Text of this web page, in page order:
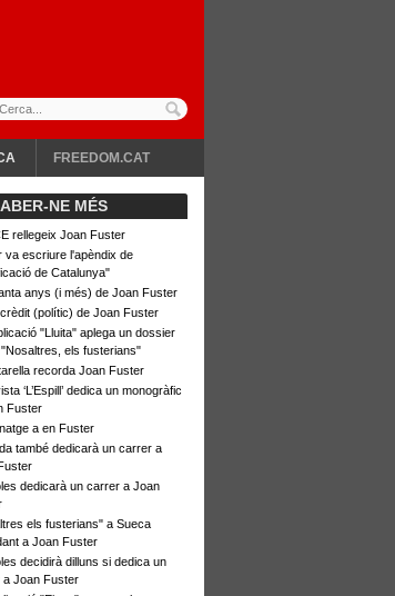
FREEDOM.CAT
NE MÉS
rellegeix Joan Fuster
va escriure l'apèndix de
de Catalunya"
anys (i més) de Joan Fuster
(polític) de Joan Fuster
"Lluita" aplega un dossier
els fusterians"
recorda Joan Fuster
‘L’Espill’ dedica un monogràfic
Fuster
a en Fuster
també dedicarà un carrer a
dedicarà un carrer a Joan
els fusterians" a Sueca
a Joan Fuster
decidirà dilluns si dedica un
a Joan Fuster